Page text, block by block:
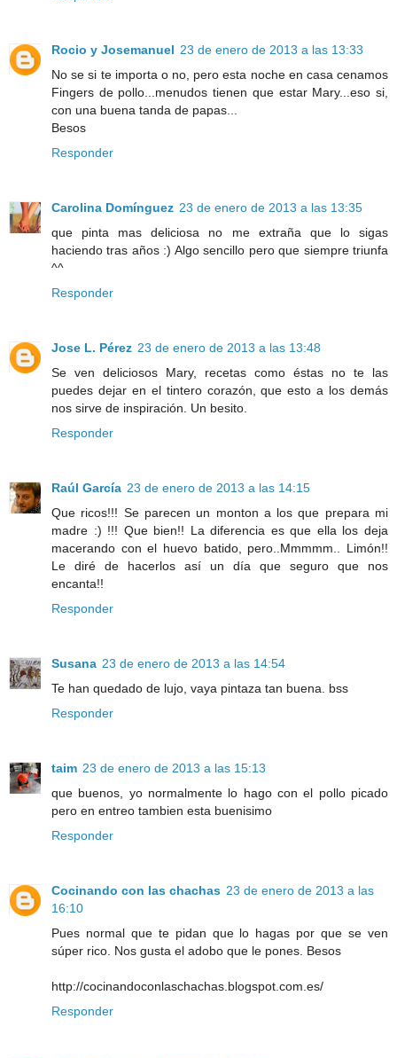
Rocio y Josemanuel 23 de enero de 2013 a las 13:33
No se si te importa o no, pero esta noche en casa cenamos
Fingers de pollo...menudos tienen que estar Mary...eso si,
con una buena tanda de papas...
Besos
Responder
Carolina Domínguez 23 de enero de 2013 a las 13:35
que pinta mas deliciosa no me extraña que lo sigas
haciendo tras años :) Algo sencillo pero que siempre triunfa
^^
Responder
Jose L. Pérez 23 de enero de 2013 a las 13:48
Se ven deliciosos Mary, recetas como éstas no te las
puedes dejar en el tintero corazón, que esto a los demás
nos sirve de inspiración. Un besito.
Responder
Raúl García 23 de enero de 2013 a las 14:15
Que ricos!!! Se parecen un monton a los que prepara mi
madre :) !!! Que bien!! La diferencia es que ella los deja
macerando con el huevo batido, pero..Mmmmm.. Limón!!
Le diré de hacerlos así un día que seguro que nos
encanta!!
Responder
Susana 23 de enero de 2013 a las 14:54
Te han quedado de lujo, vaya pintaza tan buena. bss
Responder
taim 23 de enero de 2013 a las 15:13
que buenos, yo normalmente lo hago con el pollo picado
pero en entreo tambien esta buenisimo
Responder
Cocinando con las chachas 23 de enero de 2013 a las
16:10
Pues normal que te pidan que lo hagas por que se ven
súper rico. Nos gusta el adobo que le pones. Besos
http://cocinandoconlaschachas.blogspot.com.es/
Responder